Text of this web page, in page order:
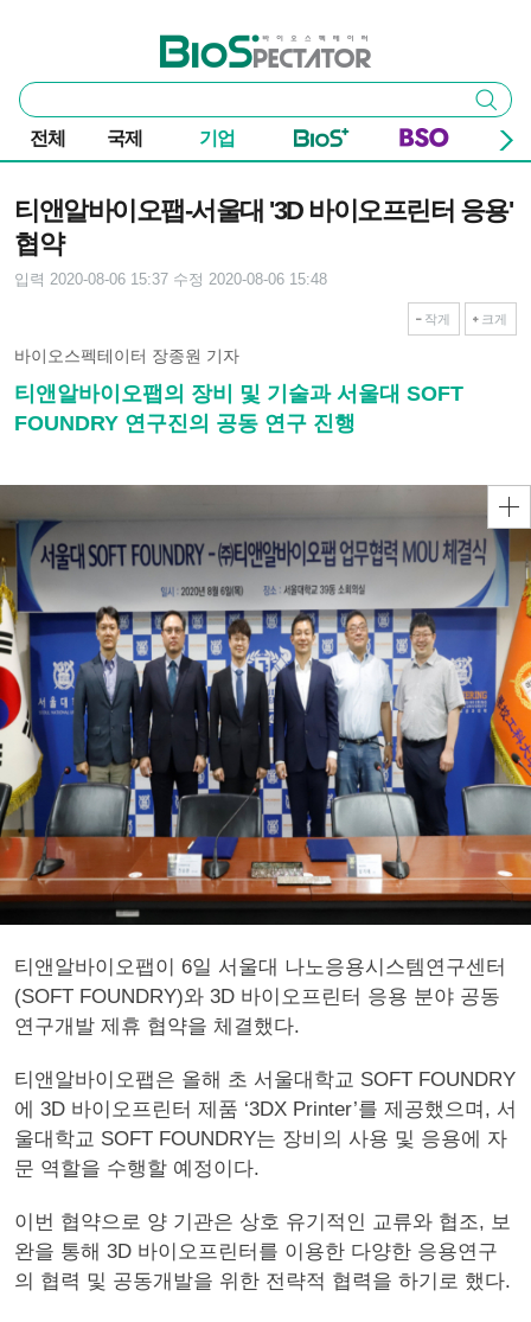
바이오스펙테이터
통
합
검
색
검색
전체 국제 기업
티앤알바이오팹-서울대 '3D 바이오프린터 응용'
협약
입력 2020-08-06 15:37 수정 2020-08-06 15:48
작게 크게
바이오스펙테이터 장종원 기자
티앤알바이오팹의 장비 및 기술과 서울대 SOFT
FOUNDRY 연구진의 공동 연구 진행
티앤알바이오팹이 6일 서울대 나노응용시스템연구센터
(SOFT FOUNDRY)와 3D 바이오프린터 응용 분야 공동
연구개발 제휴 협약을 체결했다.
티앤알바이오팹은 올해 초 서울대학교 SOFT FOUNDRY
에 3D 바이오프린터 제품 ‘3DX Printer’를 제공했으며, 서
울대학교 SOFT FOUNDRY는 장비의 사용 및 응용에 자
문 역할을 수행할 예정이다.
이번 협약으로 양 기관은 상호 유기적인 교류와 협조, 보
완을 통해 3D 바이오프린터를 이용한 다양한 응용연구
의 협력 및 공동개발을 위한 전략적 협력을 하기로 했다.